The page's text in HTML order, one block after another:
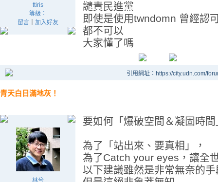
ttiris
等級：
留言｜ 加入好友
譴責民進黨
即使是使用twndomn 曾經認
都不可以
大家懂了嗎
引用網址：https://city.udn.com/
青天白日滿地灰！
林兮
要如何「爆破空間＆凝固時
為了「站出來、要真相」，
為了Catch your eyes，讓全
以下建議雖然是非常無奈的手